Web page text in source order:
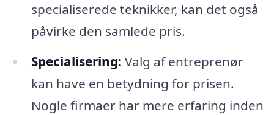
specialiserede teknikker, kan det også
påvirke den samlede pris.
Specialisering: Valg af entreprenør
kan have en betydning for prisen.
Nogle firmaer har mere erfaring inden